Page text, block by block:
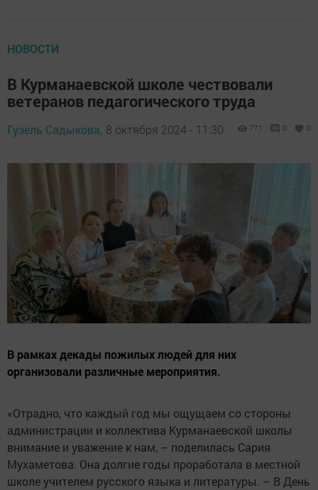
НОВОСТИ
В Курманаевской школе чествовали
ветеранов педагогического труда
Гузель Садыкова, 8 октября 2024 - 11:30 771 0 0
В рамках декады пожилых людей для них
организовали различные мероприятия.
«Отрадно, что каждый год мы ощущаем со стороны
администрации и коллектива Курманаевской школы
внимание и уважение к нам, – поделилась Сария
Мухаметова. Она долгие годы проработала в местной
школе учителем русского языка и литературы. – В День